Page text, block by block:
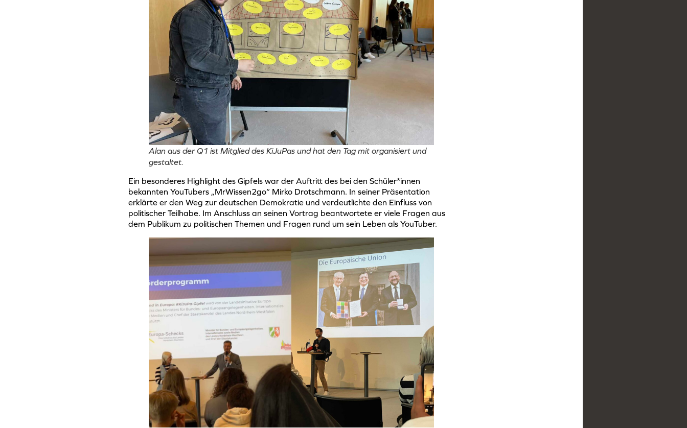
Alan aus der Q1 ist Mitglied des KiJuPas und hat den Tag mit organisiert und
gestaltet.
Ein besonderes Highlight des Gipfels war der Auftritt des bei den Schüler*innen
bekannten YouTubers „MrWissen2go“ Mirko Drotschmann. In seiner Präsentation
erklärte er den Weg zur deutschen Demokratie und verdeutlichte den Einfluss von
politischer Teilhabe. Im Anschluss an seinen Vortrag beantwortete er viele Fragen aus
dem Publikum zu politischen Themen und Fragen rund um sein Leben als YouTuber.